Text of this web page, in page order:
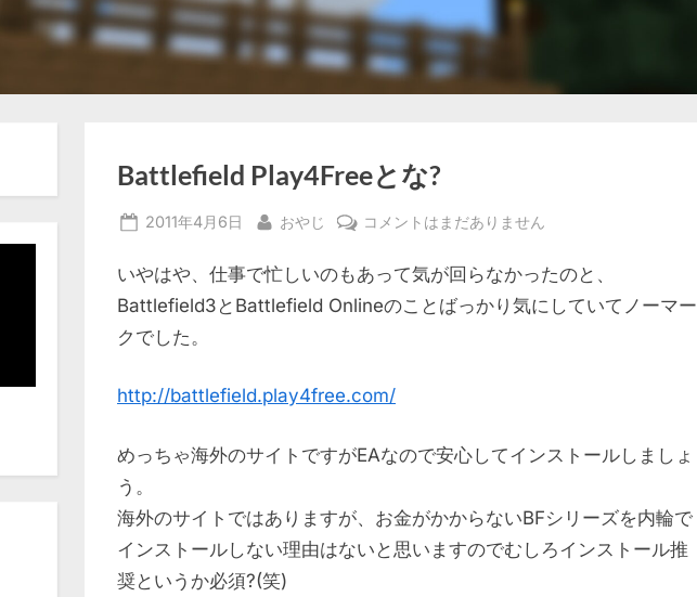
Battlefield Play4Freeとな?
Posted
2011年4月6日 By
おやじ
Battlefield
と
な?
コメントはまだありません
いやはや、仕事で忙しいのもあって気が回らなかったのと、
Battlefield3とBattlefield Onlineのことばっかり気にしていてノーマー
クでした。
http://battlefield.play4free.com/
めっちゃ海外のサイトですがEAなので安心してインストールしましょ
う。
海外のサイトではありますが、お金がかからないBFシリーズを内輪で
インストールしない理由はないと思いますのでむしろインストール推
奨というか必須?(笑)